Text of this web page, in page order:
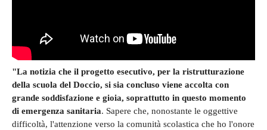
"La notizia che il progetto esecutivo, per la ristrutturazione
della scuola del Doccio, si sia concluso viene accolta con
grande soddisfazione e gioia, soprattutto in questo momento
di emergenza sanitaria. Sapere che, nonostante le oggettive
difficoltà, l'attenzione verso la comunità scolastica che ho l'onore